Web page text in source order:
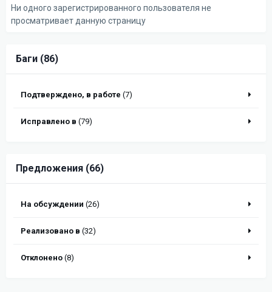
Ни одного зарегистрированного пользователя не
просматривает данную страницу
Баги (86)
Подтверждено, в работе (7)
Исправлено в (79)
Предложения (66)
На обсуждении (26)
Реализовано в (32)
Отклонено (8)